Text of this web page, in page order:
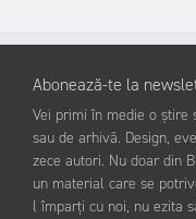
Abonează-te la
Vei primi în medie o știre
sau de arhivă. Design,
zece autori. Nu doar din
un material care se
l împarți cu noi, nu ezita